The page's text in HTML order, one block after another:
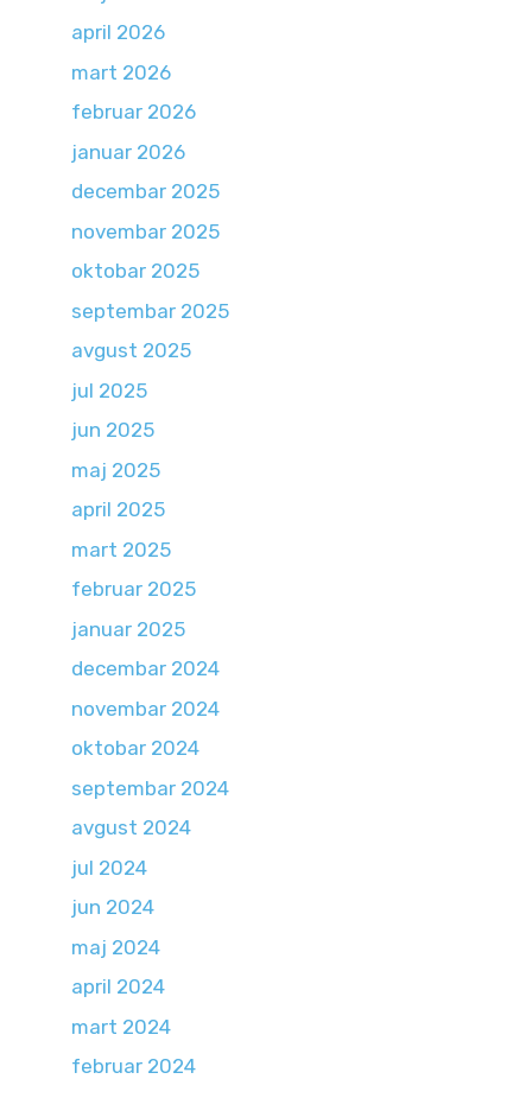
april 2026
mart 2026
februar 2026
januar 2026
decembar 2025
novembar 2025
oktobar 2025
septembar 2025
avgust 2025
jul 2025
jun 2025
maj 2025
april 2025
mart 2025
februar 2025
januar 2025
decembar 2024
novembar 2024
oktobar 2024
septembar 2024
avgust 2024
jul 2024
jun 2024
maj 2024
april 2024
mart 2024
februar 2024